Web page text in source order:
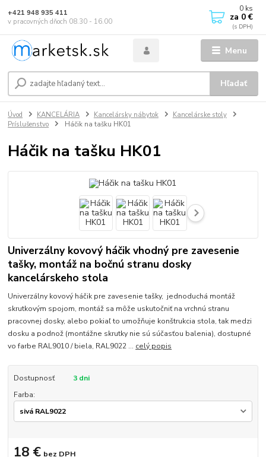
Menu
Hľadať
+421 948 935 411
v pracovných dňoch 08.30 - 16.00
0 ks
za 0 €
Úvod KANCELÁRIA Kancelársky nábytok
Kancelárske stoly
Príslušenstvo
Háčik na tašku HK01
Háčik na tašku HK01
Univerzálny kovový háčik vhodný pre zavesenie
tašky, montáž na bočnú stranu dosky
kancelárskeho stola
Univerzálny kovový háčik pre zavesenie tašky, jednoduchá montáž
skrutkovým spojom, montáž sa môže uskutočniť na vrchnú stranu
pracovnej dosky, alebo pokiaľ to umožňuje konštrukcia stola, tak medzi
dosku a podnož (montážne skrutky nie sú súčasťou balenia), dostupné
vo farbe RAL9010 / biela, RAL9022 ... celý popis
Dostupnosť
3 dni
Farba:
18 € bez DPH